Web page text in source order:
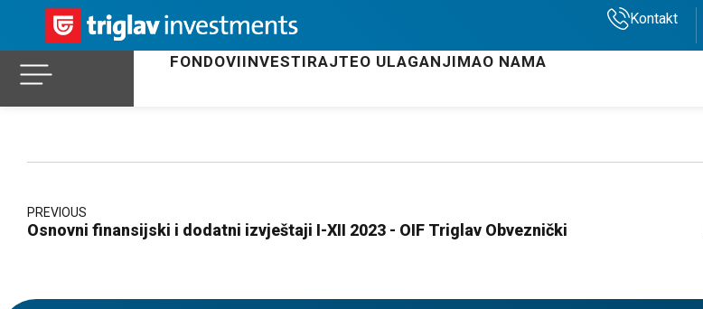
Kontakt
FONDOVIINVESTIRAJTEO ULAGANJIMAO NAMA
PREVIOUS
Osnovni finansijski i dodatni izvještaji I-XII 2023 - OIF Triglav Obveznički